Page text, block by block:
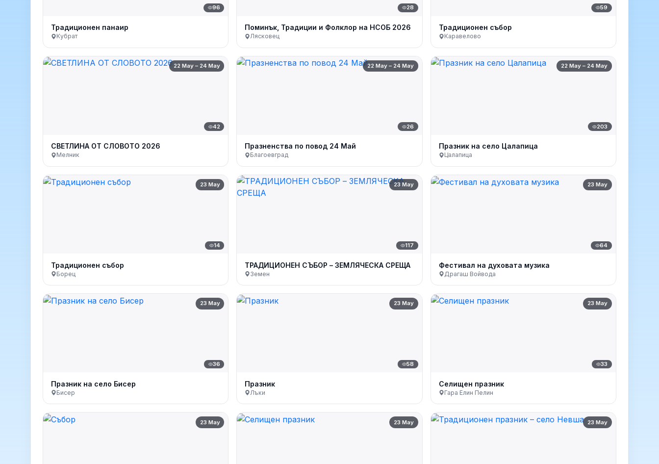
96
Традиционен панаир
Кубрат
28
Поминък, Традиции и Фолклор на НСОБ 2026
Лясковец
59
Традиционен събор
Каравелово
22 May – 24 May
42
СВЕТЛИНА ОТ СЛОВОТО 2026
Мелник
22 May – 24 May
26
Празненства по повод 24 Май
Благоевград
22 May – 24 May
203
Празник на село Цалапица
Цалапица
23 May
14
Традиционен събор
Борец
23 May
117
ТРАДИЦИОНЕН СЪБОР – ЗЕМЛЯЧЕСКА СРЕЩА
Земен
23 May
64
Фестивал на духовата музика
Драгаш Войвода
23 May
36
Празник на село Бисер
Бисер
23 May
58
Празник
Лъки
23 May
33
Селищен празник
Гара Елин Пелин
23 May 23 May 23 May